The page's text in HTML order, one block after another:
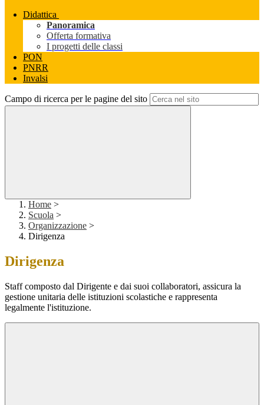
Didattica
Panoramica
Offerta formativa
I progetti delle classi
PON
PNRR
Invalsi
Campo di ricerca per le pagine del sito
Home >
Scuola >
Organizzazione >
Dirigenza
Dirigenza
Staff composto dal Dirigente e dai suoi collaboratori, assicura la
gestione unitaria delle istituzioni scolastiche e rappresenta
legalmente l'istituzione.